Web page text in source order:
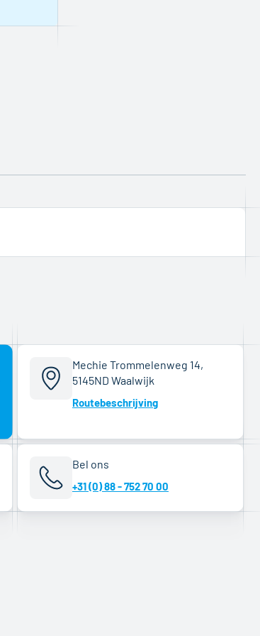
Mechie Trommelenweg 14,
5145ND Waalwijk
Routebeschrijving
Bel ons
+31 (0) 88 - 752 70 00